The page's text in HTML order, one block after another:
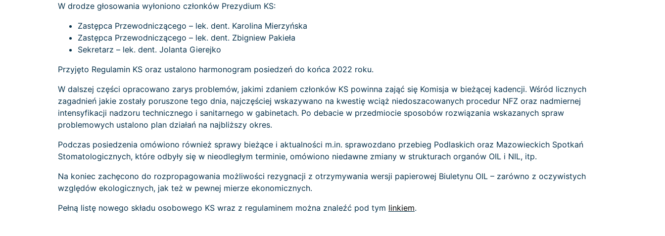
W drodze głosowania wyłoniono członków Prezydium KS:
Zastępca Przewodniczącego – lek. dent. Karolina Mierzyńska
Zastępca Przewodniczącego – lek. dent. Zbigniew Pakieła
Sekretarz – lek. dent. Jolanta Gierejko
Przyjęto Regulamin KS oraz ustalono harmonogram posiedzeń do końca 2022 roku.
W dalszej części opracowano zarys problemów, jakimi zdaniem członków KS powinna zająć się Komisja w bieżącej kadencji. Wśród licznych
zagadnień jakie zostały poruszone tego dnia, najczęściej wskazywano na kwestię wciąż niedoszacowanych procedur NFZ oraz nadmiernej
intensyfikacji nadzoru technicznego i sanitarnego w gabinetach. Po debacie w przedmiocie sposobów rozwiązania wskazanych spraw
problemowych ustalono plan działań na najbliższy okres.
Podczas posiedzenia omówiono również sprawy bieżące i aktualności m.in. sprawozdano przebieg Podlaskich oraz Mazowieckich Spotkań
Stomatologicznych, które odbyły się w nieodległym terminie, omówiono niedawne zmiany w strukturach organów OIL i NIL, itp.
Na koniec zachęcono do rozpropagowania możliwości rezygnacji z otrzymywania wersji papierowej Biuletynu OIL – zarówno z oczywistych
względów ekologicznych, jak też w pewnej mierze ekonomicznych.
Pełną listę nowego składu osobowego KS wraz z regulaminem można znaleźć pod tym linkiem.